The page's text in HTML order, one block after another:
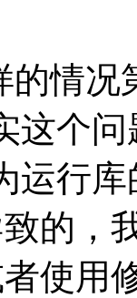
的情况
这个
运行
的，
使用